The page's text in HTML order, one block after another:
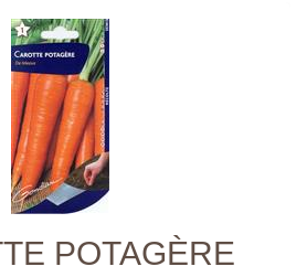
POTAGÈRE